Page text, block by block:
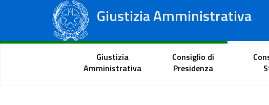
Giustizia Amministrativa
Tribunali Amministrativi Regionali
Portale del cittadino
Giustizia
Amministrativa
Consiglio di
Presidenza